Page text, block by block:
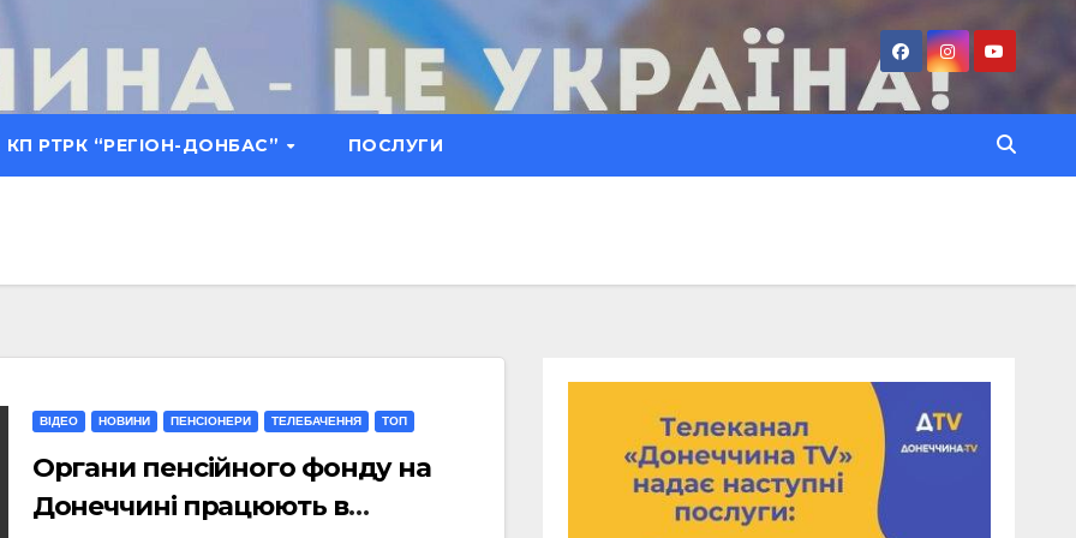
КП РТРК “РЕГІОН-ДОНБАС” ПОСЛУГИ
ВІДЕО НОВИНИ ПЕНСІОНЕРИ ТЕЛЕБАЧЕННЯ ТОП
Органи пенсійного фонду на
Донеччині працюють в